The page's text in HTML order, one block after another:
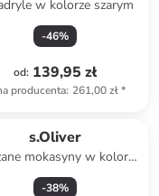
w kolorze szarym
-46%
od: 139,95 zł
producenta: 261,00 zł*
s.Oliver
mokasyny w kolorze
karmelowym
-38%